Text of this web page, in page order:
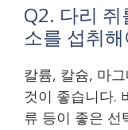
Q2. 다리
소를 섭취
칼륨, 칼슘, 마
것이 좋습니다.
류 등이 좋은 선